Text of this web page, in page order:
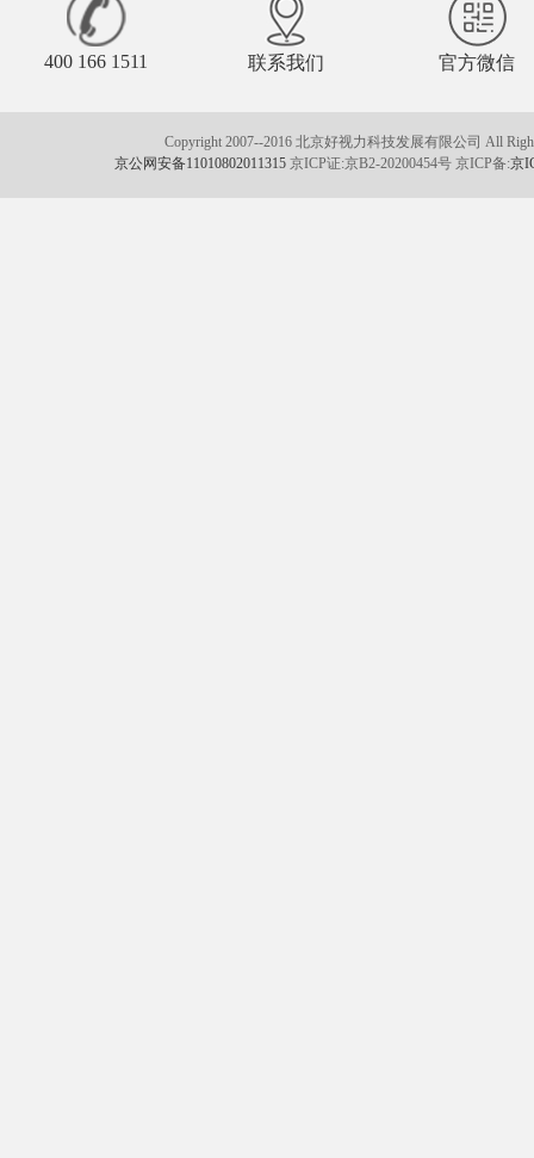
400 166 1511 联系我们 官方微信
Copyright 2007--2016 北京好视力科技发展有限公司 All
京公网安备11010802011315 京ICP证:京B2-20200454号 京ICP备:京